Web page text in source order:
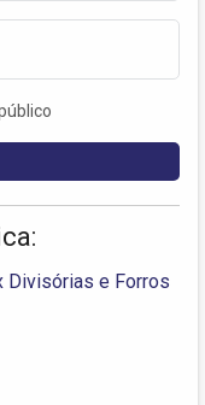
Divisórias e Forros